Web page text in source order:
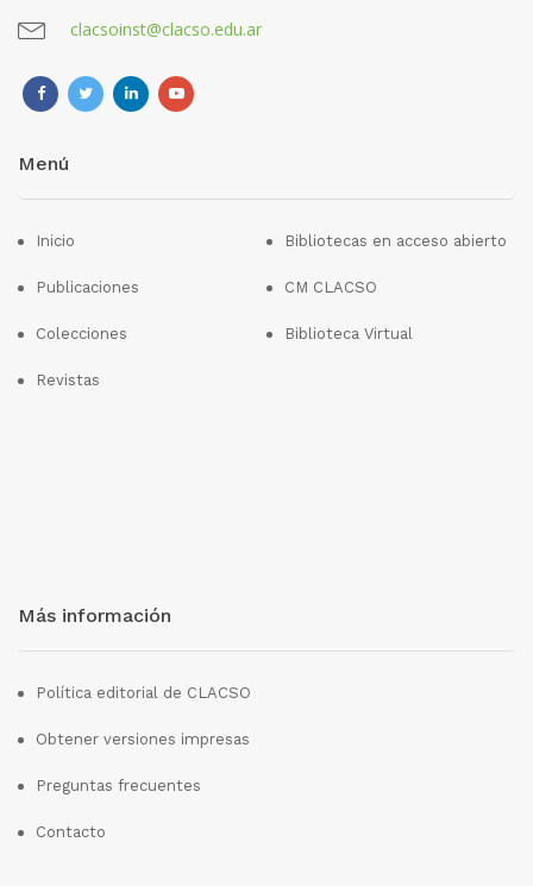
clacsoinst@clacso.edu.ar
Menú
Inicio
Publicaciones
Colecciones
Revistas
Bibliotecas en acceso abierto
CM CLACSO
Biblioteca Virtual
Más información
Política editorial de CLACSO
Obtener versiones impresas
Preguntas frecuentes
Contacto